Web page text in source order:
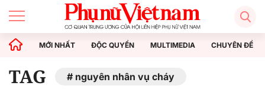
MỚI NHẤT ĐỘC QUYỀN MULTIMEDIA CHUYÊN ĐỀ
TAG nguyên nhân vụ cháy